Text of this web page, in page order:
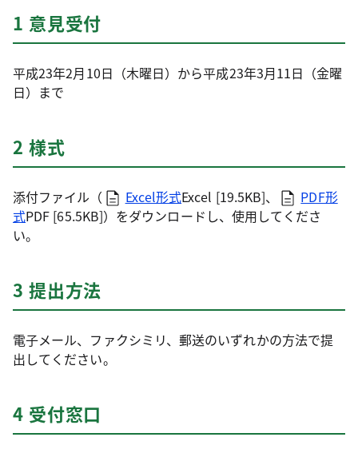
1 意見受付
平成23年2月10日（木曜日）から平成23年3月11日（金曜
日）まで
2 様式
添付ファイル（ Excel形式Excel [19.5KB]、
PDF形
式PDF [65.5KB]）をダウンロードし、使用してくださ
い。
3 提出方法
電子メール、ファクシミリ、郵送のいずれかの方法で提
出してください。
4 受付窓口